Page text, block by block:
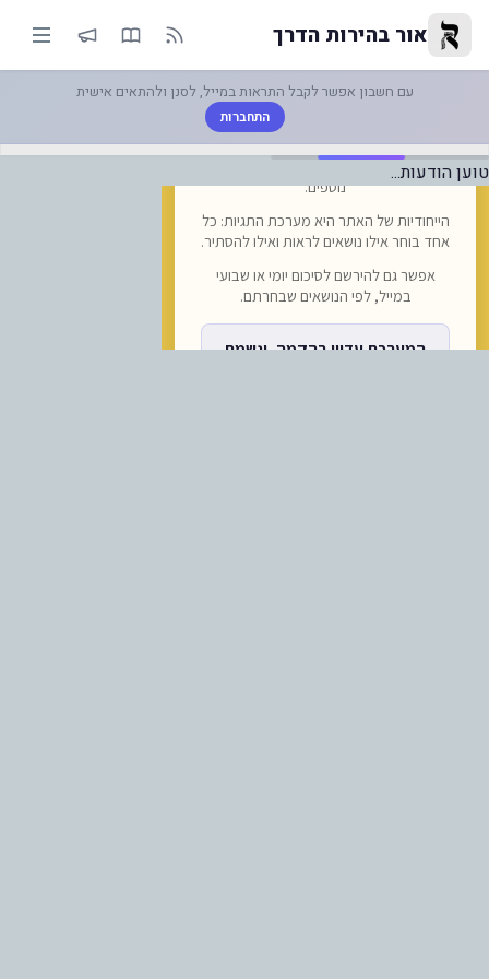
שינויים בנהלים בגבולות עם
אור בהירות הדרך
עם חשבון אפשר לקבל התראות במייל, לסנן ולהתאים אישית
התחברות
טוען הודעות...